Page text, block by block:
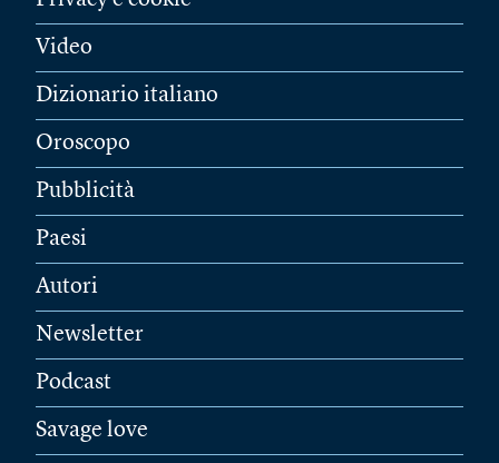
Video
Dizionario italiano
Oroscopo
Pubblicità
Paesi
Autori
Newsletter
Podcast
Savage love